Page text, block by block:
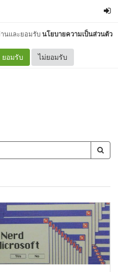
านและยอมรับนโยบายความเป็นส่วนตัว
ยอมรับ ไม่ยอมรับ